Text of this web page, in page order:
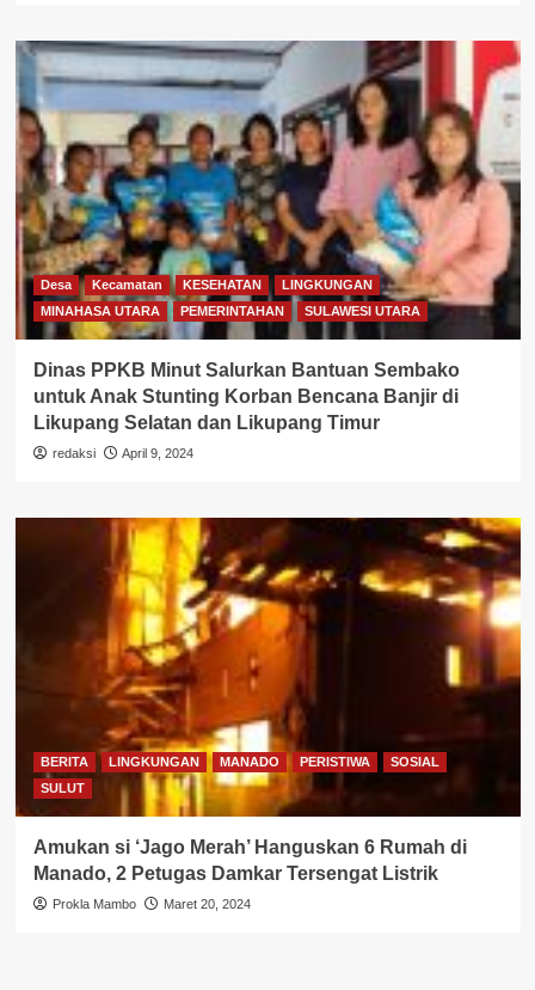
Desa Kecamatan KESEHATAN
LINGKUNGAN
MINAHASA UTARA
PEMERINTAHAN SULAWESI UTARA
Dinas PPKB Minut Salurkan Bantuan Sembako
untuk Anak Stunting Korban Bencana Banjir di
Likupang Selatan dan Likupang Timur
redaksi April 9, 2024
BERITA LINGKUNGAN MANADO PERISTIWA
SOSIAL
SULUT
Amukan si ‘Jago Merah’ Hanguskan 6 Rumah di
Manado, 2 Petugas Damkar Tersengat Listrik
Prokla Mambo Maret 20, 2024